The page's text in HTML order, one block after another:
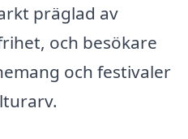
präglad av
och besökare
och festivaler